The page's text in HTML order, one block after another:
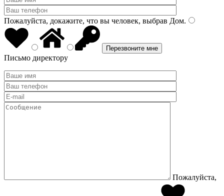
Пожалуйста, докажите, что вы человек, выбрав Дом.
Письмо директору
Пожалуйста,